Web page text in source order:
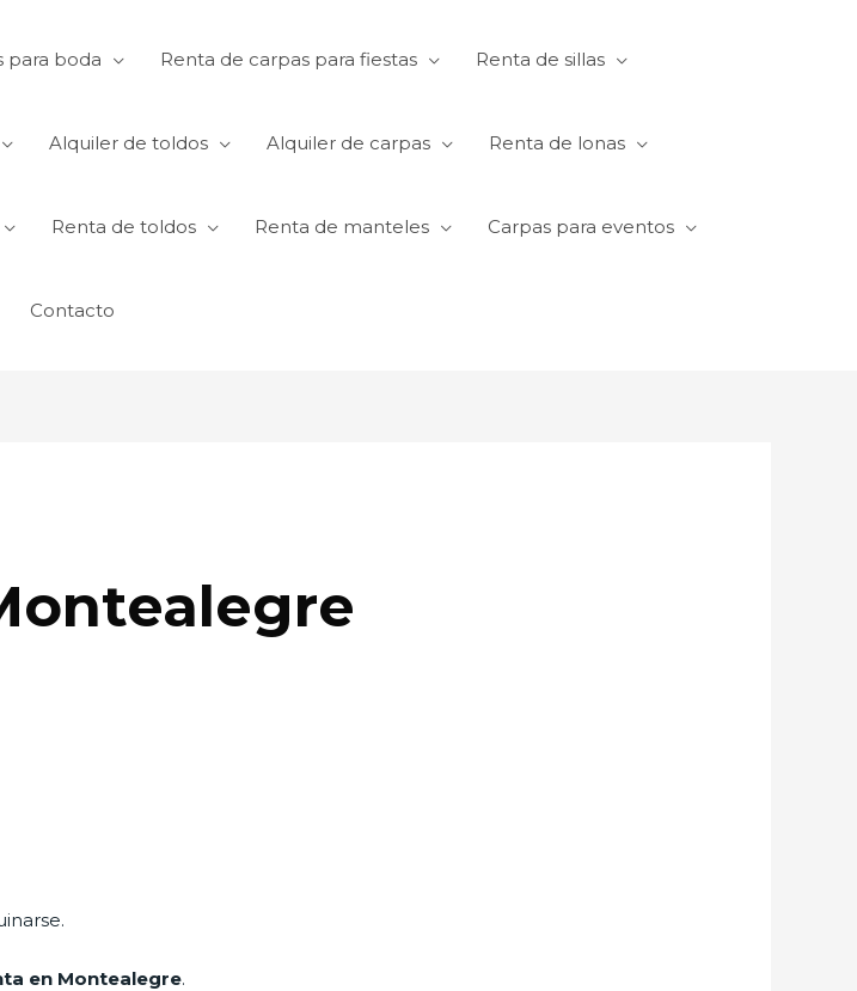
para boda Renta de carpas para fiestas Renta de sillas
Alquiler de toldos Alquiler de carpas Renta de lonas
Renta de toldos Renta de manteles Carpas para eventos
Contacto
en Montealegre.